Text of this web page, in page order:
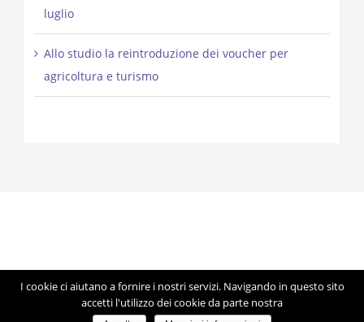
luglio
Allo studio la reintroduzione dei voucher per
agricoltura e turismo
© Copyright 2012 -2026 | Studio Lorigiola | STELE | P.IVA
04041350283 | Made with ♥ byArtmosferausing WordPress
I cookie ci aiutano a fornire i nostri servizi. Navigando in questo sito
accetti l'utilizzo dei cookie da parte nostra